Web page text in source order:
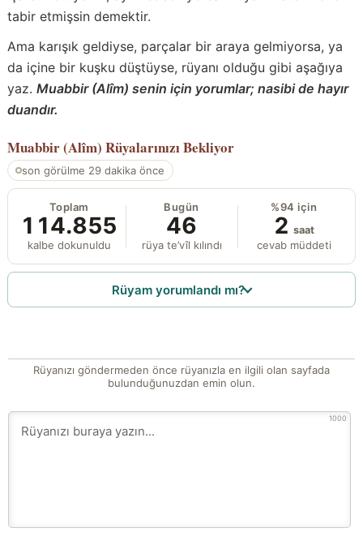
tabir etmişsin demektir.
Ama karışık geldiyse, parçalar bir araya gelmiyorsa, ya
da içine bir kuşku düştüyse, rüyanı olduğu gibi aşağıya
yaz. Muabbir (Alîm) senin için yorumlar; nasibi de hayır
duandır.
Muabbir (Alîm) Rüyalarınızı Bekliyor
son görülme 29 dakika önce
Toplam
114.855
kalbe dokunuldu
Bugün
46
rüya te’vîl kılındı
%94 için
2 saat
cevab müddeti
Rüyam yorumlandı mı?
Rüyanızı göndermeden önce rüyanızla en ilgili olan sayfada
bulunduğunuzdan emin olun.
1000